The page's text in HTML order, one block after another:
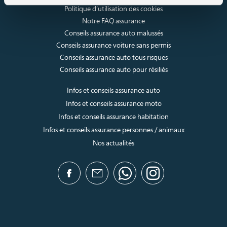
Politique d’utilisation des cookies
Notre FAQ assurance
Conseils assurance auto malussés
Conseils assurance voiture sans permis
Conseils assurance auto tous risques
Conseils assurance auto pour résiliés
Infos et conseils assurance auto
Infos et conseils assurance moto
Infos et conseils assurance habitation
Infos et conseils assurance personnes / animaux
Nos actualités